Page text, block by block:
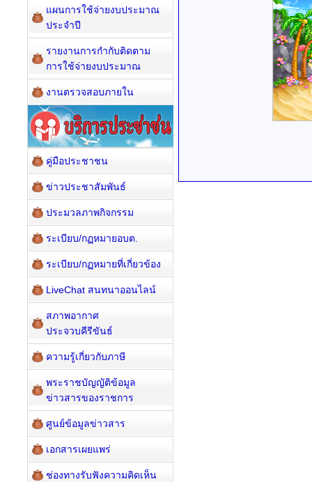
แผนการใช้จ่ายงบประมาณ
ประจำปี
รายงานการกำกับติดตาม
การใช้จ่ายงบประมาณ
งานตรวจสอบภายใน
คู่มือประชาชน
ข่าวประชาสัมพันธ์
ประมวลภาพกิจกรรม
ระเบียบ/กฏหมายอบต.
ระเบียบ/กฏหมายที่เกี่ยวข้อง
LiveChat สนทนาออนไลน์
สภาพอากาศ
ประจวบคีรีขันธ์
ความรู้เกี่ยวกับภาษี
พระราชบัญญัติข้อมูล
ข่าวสารของราชการ
ศูนย์ข้อมูลข่าวสาร
เอกสารเผยแพร่
ช่องทางรับฟังความคิดเห็น